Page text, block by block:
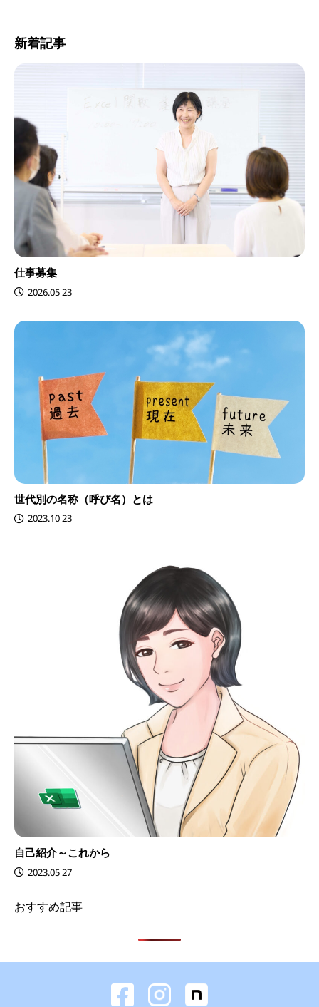
新着記事
仕事募集
2026.05 23
世代別の名称（呼び名）とは
2023.10 23
自己紹介～これから
2023.05 27
おすすめ記事